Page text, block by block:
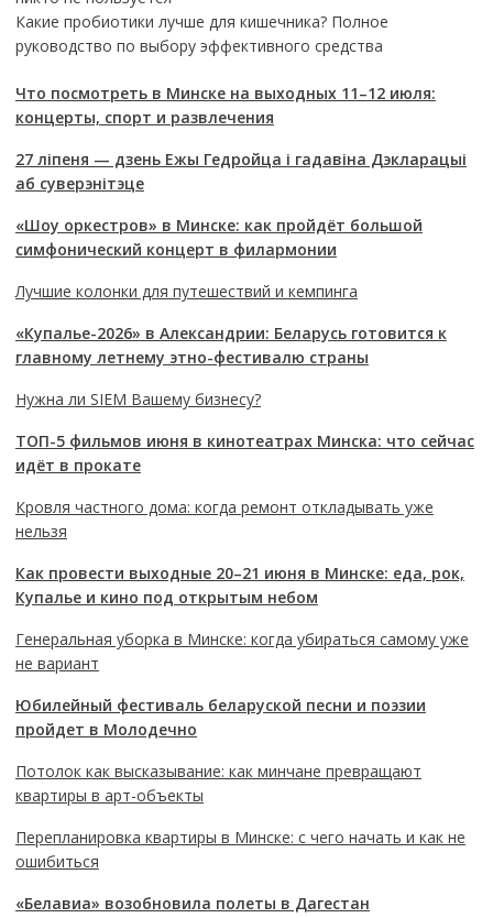
Какие пробиотики лучше для кишечника? Полное
руководство по выбору эффективного средства
Что посмотреть в Минске на выходных 11–12 июля:
концерты, спорт и развлечения
27 ліпеня — дзень Ежы Гедройца і гадавіна Дэкларацыі
аб суверэнітэце
«Шоу оркестров» в Минске: как пройдёт большой
симфонический концерт в филармонии
Лучшие колонки для путешествий и кемпинга
«Купалье-2026» в Александрии: Беларусь готовится к
главному летнему этно-фестивалю страны
Нужна ли SIEM Вашему бизнесу?
ТОП-5 фильмов июня в кинотеатрах Минска: что сейчас
идёт в прокате
Кровля частного дома: когда ремонт откладывать уже
нельзя
Как провести выходные 20–21 июня в Минске: еда, рок,
Купалье и кино под открытым небом
Генеральная уборка в Минске: когда убираться самому уже
не вариант
Юбилейный фестиваль беларуской песни и поэзии
пройдет в Молодечно
Потолок как высказывание: как минчане превращают
квартиры в арт-объекты
Перепланировка квартиры в Минске: с чего начать и как не
ошибиться
«Белавиа» возобновила полеты в Дагестан